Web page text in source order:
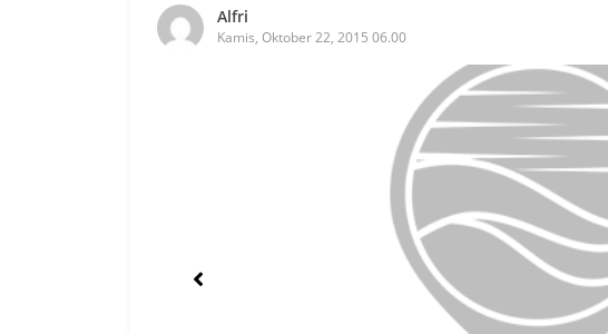
Alfri
Kamis, Oktober 22, 2015 06.00